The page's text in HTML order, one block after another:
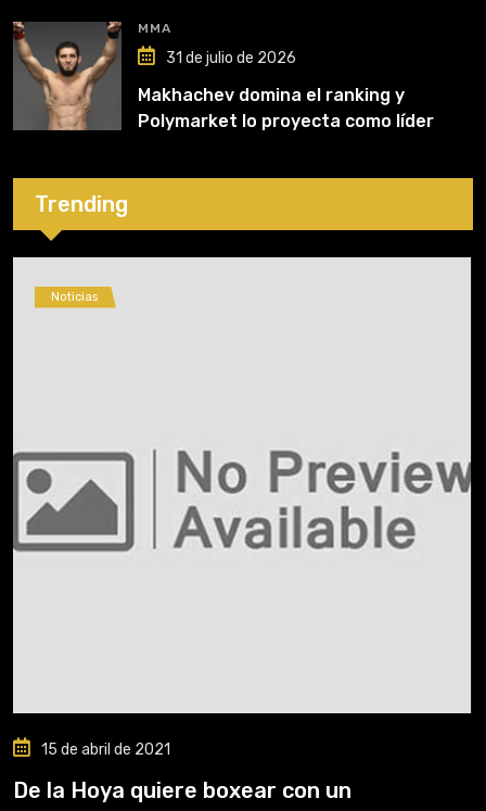
MMA
31 de julio de 2026
Makhachev domina el ranking y
Polymarket lo proyecta como líder
Trending
Noticias
15 de abril de 2021
De la Hoya quiere boxear con un